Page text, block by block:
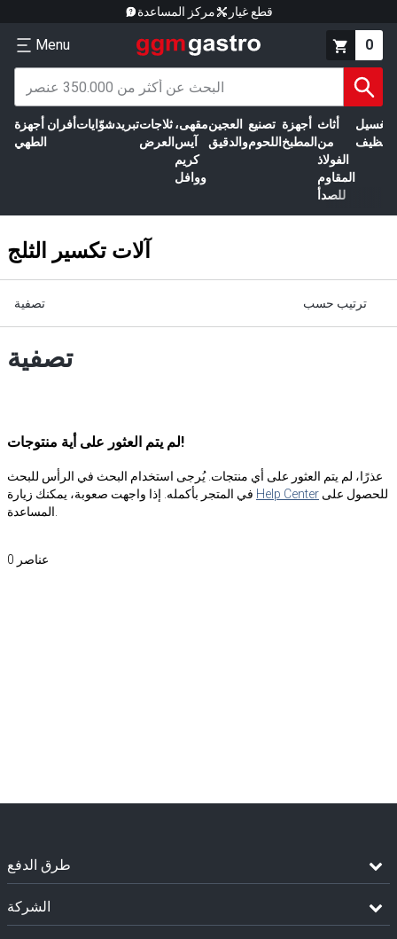
مركز المساعدة قطع غيار
Menu 0
أجهزة
الطهي
أفران شوّاياتتبريدثلاجات
العرض
مقهى،
آيس
كريم
ووافل
العجين
والدقيق
تصنيع
اللحوم
أجهزة
المطبخ
أثاث
من
الفولاذ
المقاوم
للصدأ
الغسيل
آلات تكسير الثلج
تصفية ترتيب حسب
تصفية
لم يتم العثور على أية منتوجات!
عذرًا، لم يتم العثور على أي منتجات. يُرجى استخدام البحث في الرأس للبحث
Help Center
0 عناصر
طرق الدفع
الشركة